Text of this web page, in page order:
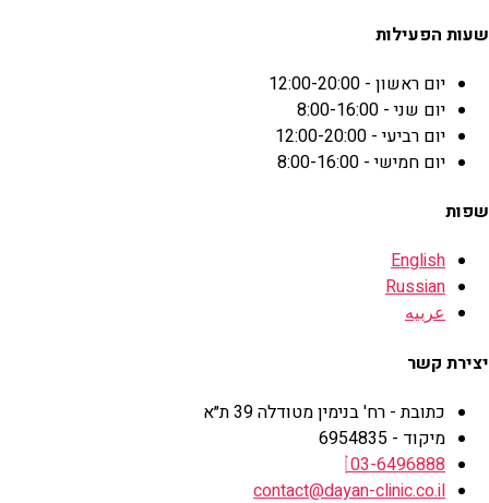
שעות הפעילות
יום ראשון - 12:00-20:00
יום שני - 8:00-16:00
יום רביעי - 12:00-20:00
יום חמישי - 8:00-16:00
שפות
English
Russian
عربيه
יצירת קשר
כתובת - רח' בנימין מטודלה 39 ת״א
מיקוד - 6954835
03-6496888
contact@dayan-clinic.co.il